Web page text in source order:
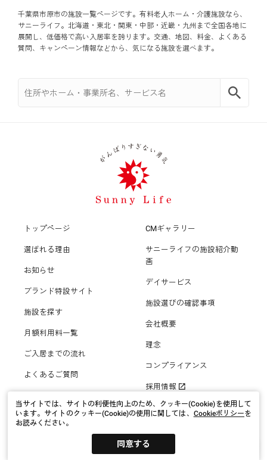
板橋区
足立区
調布市
小平市
国分寺市
東大和市
横浜市都筑区
川崎市中原区
平塚市
藤沢市
秦野市
厚木市
伊勢原市
東松山市
狭山市
入間市
新座市
桶川市
八潮市
三郷市
坂戸市
柏市
市原市
太田市
茨城県
結城市
栃木県
新潟県
新潟市中央区
静岡県
沼津市
富士市
名古屋市南区
名古屋市名東区
大阪府
大阪市生野区
大阪市住吉区
京都府
京都市伏見区
千葉県市原市の施設一覧ページです。有料老⼈ホーム・介護施設なら、
サニーライフ。北海道・東北・関東・中部・近畿・九州まで全国各地に
展開し、低価格で⾼い入居率を誇ります。交通、地図、料金、よくある
質問、キャンペーン情報などから、気になる施設を選べます。
トップページ
選ばれる理由
お知らせ
ブランド特設サイト
施設を探す
月額利用料一覧
ご入居までの流れ
よくあるご質問
CMギャラリー
サニーライフの施設紹介動
画
デイサービス
施設選びの確認事項
会社概要
理念
コンプライアンス
採用情報
プライバシーポリシー
© Kawashima Corporation.
当サイトでは、サイトの利便性向上のため、クッキー(Cookie)を使用して
います。 サイトのクッキー(Cookie)の使用に関しては、 Cookieポリシーを
お読みください。
同意する